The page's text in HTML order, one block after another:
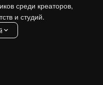
среди креаторов,
и студий.